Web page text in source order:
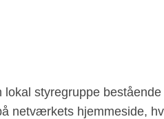
styregruppe
netværkets hjemmeside,